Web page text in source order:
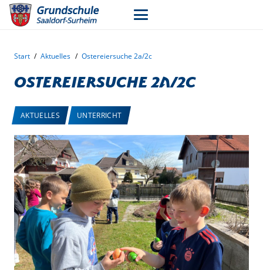
Start / Aktuelles / Ostereiersuche 2a/2c
Ostereiersuche 2a/2c
AKTUELLES UNTERRICHT